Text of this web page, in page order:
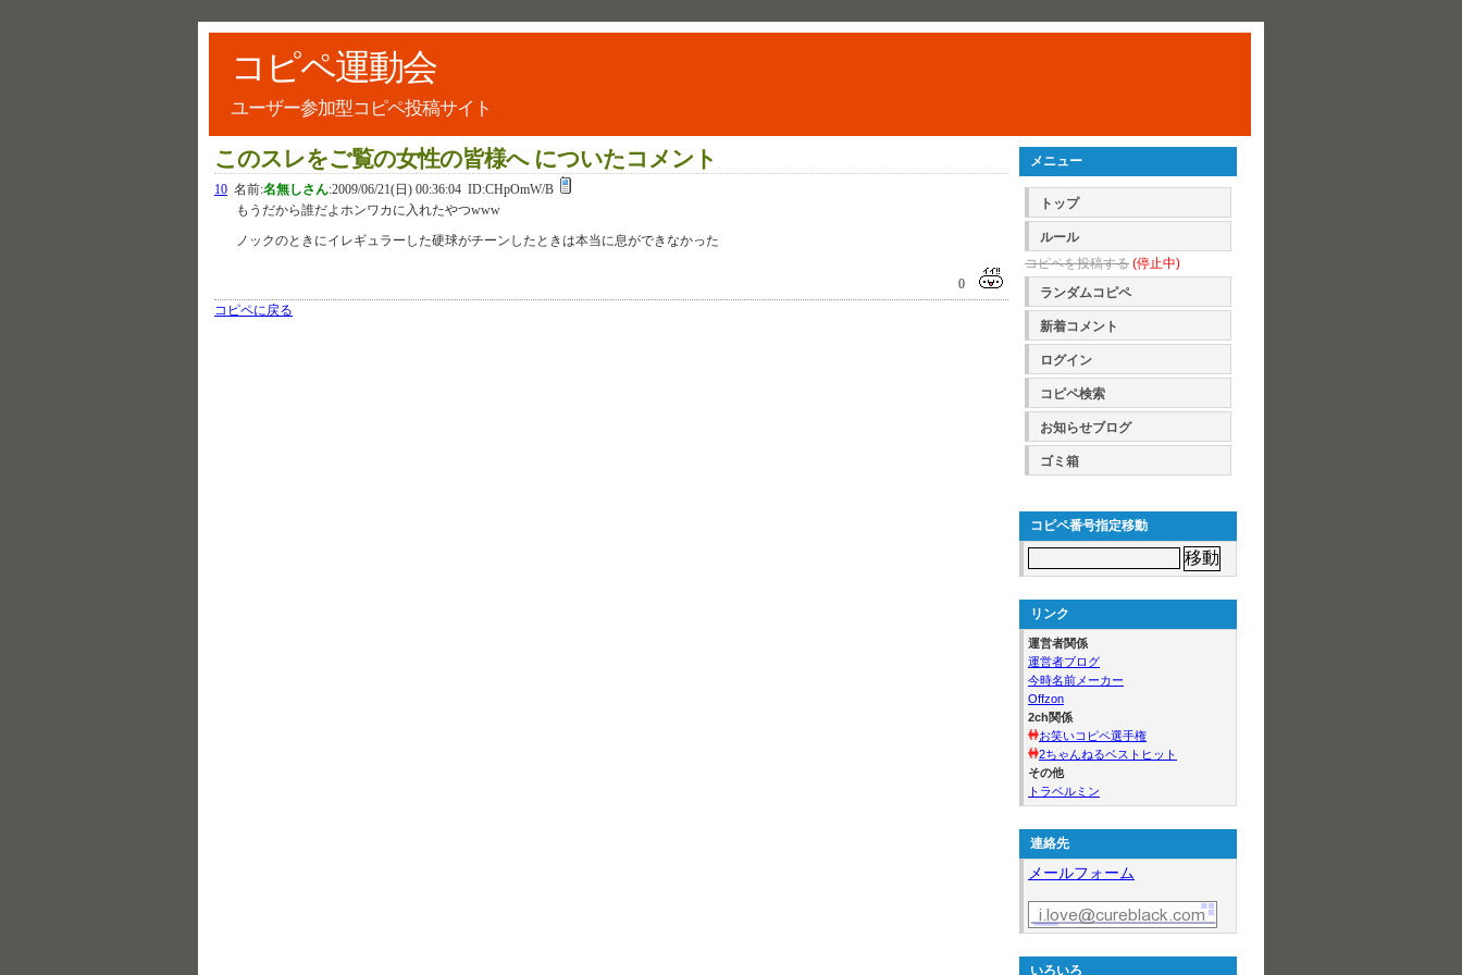
コピペ運動会
ユーザー参加型コピペ投稿サイト
このスレをご覧の女性の皆様へ についたコメント
10 名前:名無しさん:2009/06/21(日) 00:36:04 ID:CHpOmW/B
もうだから誰だよホンワカに入れたやつwww
ノックのときにイレギュラーした硬球がチーンしたときは本当に息ができなかった
0
コピペに戻る
メニュー
トップ
ルール
コピペを投稿する (停止中)
ランダムコピペ
新着コメント
ログイン
コピペ検索
お知らせブログ
ゴミ箱
コピペ番号指定移動
リンク
運営者関係
運営者ブログ
今時名前メーカー
Offzon
2ch関係
お笑いコピペ選手権
2ちゃんねるベストヒット
その他
トラベルミン
連絡先
メールフォーム
いろいろ